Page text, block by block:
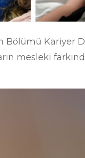
Kariyer
mesleki